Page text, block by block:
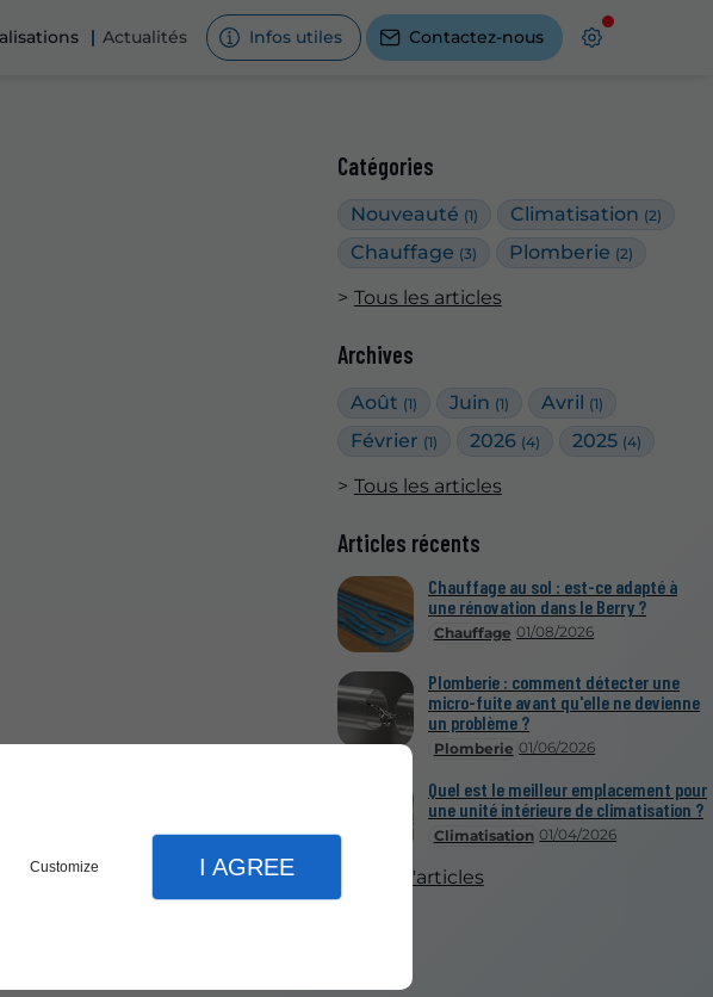
Customize I AGREE
Actualités Infos utiles Contactez-nous
Catégories
Nouveauté (1) Climatisation (2)
Chauffage (3) Plomberie (2)
Tous les articles
Archives
Août (1) Juin (1) Avril (1)
Février (1) 2026 (4) 2025 (4)
Tous les articles
Articles récents
Chauffage 01/08/2026
Chauffage au sol : est-ce adapté à
une rénovation dans le Berry ?
Plomberie 01/06/2026
Plomberie : comment détecter une
micro-fuite avant qu'elle ne devienne
un problème ?
Climatisation 01/04/2026
Quel est le meilleur emplacement pour
une unité intérieure de climatisation ?
Plus d'articles